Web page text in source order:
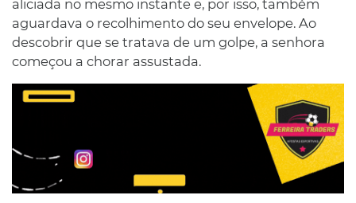
aliciada no mesmo instante e, por isso, também
aguardava o recolhimento do seu envelope. Ao
descobrir que se tratava de um golpe, a senhora
começou a chorar assustada.